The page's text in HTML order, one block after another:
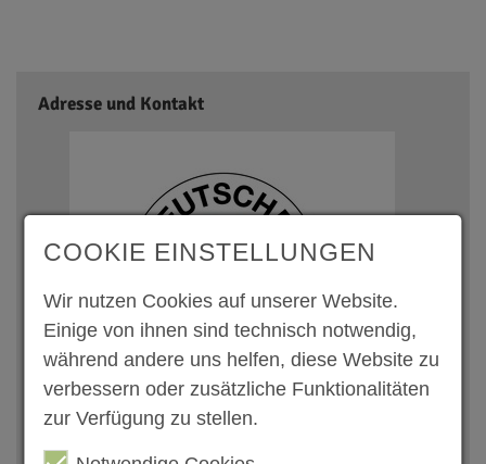
Adresse und Kontakt
DRK-Kreisverband Alzey e. V.
COOKIE EINSTELLUNGEN
Wir nutzen Cookies auf unserer Website.
Einige von ihnen sind technisch notwendig,
während andere uns helfen, diese Website zu
verbessern oder zusätzliche Funktionalitäten
zur Verfügung zu stellen.